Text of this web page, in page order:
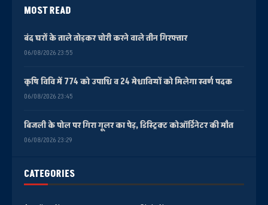
CATEGORIES
MOST READ
बंद घरों के ताले तोड़कर चोरी करने वाले तीन गिरफ्तार
06/08/2026 23:55
कृषि विवि में 774 को उपाधि व 24 मेधावियों को मिलेगा स्वर्ण पदक
06/08/2026 23:45
बिजली के पोल पर गिरा गूलर का पेड़, डिस्ट्रिक्ट कोऑर्डिनेटर की मौत
06/08/2026 23:29